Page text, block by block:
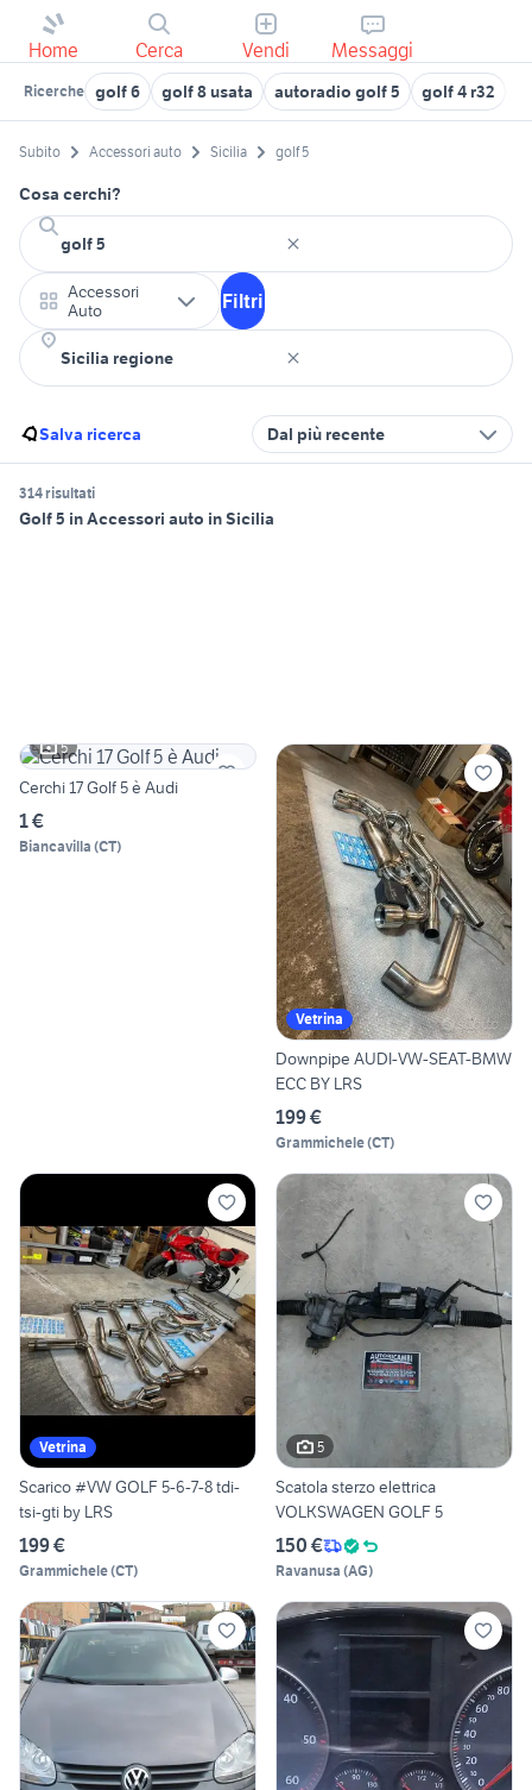
Home Cerca Vendi Messaggi
Ricerche golf 6 golf 8 usata autoradio golf 5 golf 4 r32
Subito Accessori auto Sicilia golf 5
Cosa cerchi?
Accessori
Auto
Filtri
Salva ricerca Dal più recente
314 risultati
Golf 5 in Accessori auto in Sicilia
5
Cerchi 17 Golf 5 è Audi
1 €
Biancavilla (CT)
Vetrina
Downpipe AUDI-VW-SEAT-BMW
ECC BY LRS
199 €
Grammichele(CT)
Vetrina
Scarico #VW GOLF 5-6-7-8 tdi-
tsi-gti by LRS
199 €
Grammichele(CT)
5
Scatola sterzo elettrica
VOLKSWAGEN GOLF 5
150 €
Ravanusa (AG)